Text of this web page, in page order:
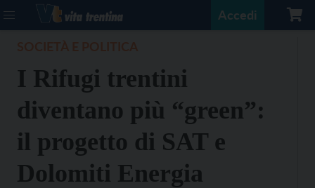
Accedi
I Rifugi trentini
diventano più “green”:
il progetto di SAT e
Dolomiti Energia